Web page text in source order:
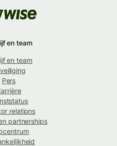
en team
en team
Pers
relations
partnerships